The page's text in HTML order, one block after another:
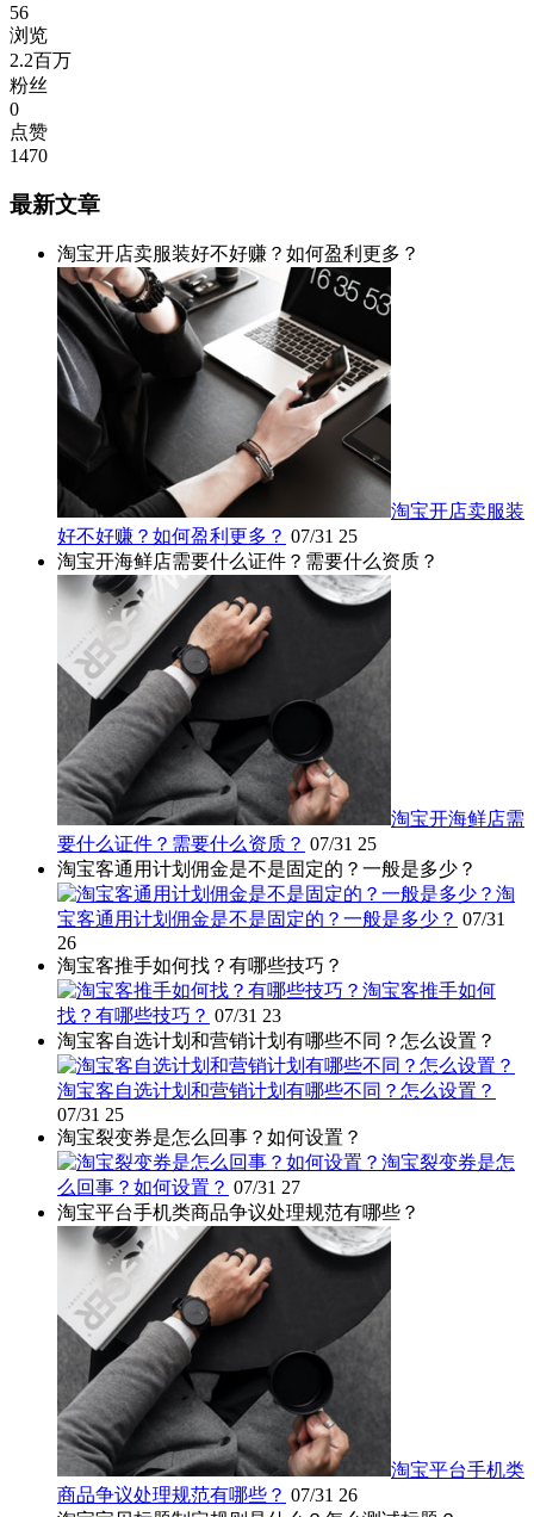
56
浏览
2.2百万
粉丝
0
点赞
1470
最新文章
淘宝开店卖服装好不好赚？如何盈利更多？
淘宝开店卖服装
好不好赚？如何盈利更多？ 07/31 25
淘宝开海鲜店需要什么证件？需要什么资质？
淘宝开海鲜店需
要什么证件？需要什么资质？ 07/31 25
淘宝客通用计划佣金是不是固定的？一般是多少？
淘
宝客通用计划佣金是不是固定的？一般是多少？ 07/31
26
淘宝客推手如何找？有哪些技巧？
淘宝客推手如何
找？有哪些技巧？ 07/31 23
淘宝客自选计划和营销计划有哪些不同？怎么设置？
淘宝客自选计划和营销计划有哪些不同？怎么设置？
07/31 25
淘宝裂变券是怎么回事？如何设置？
淘宝裂变券是怎
么回事？如何设置？ 07/31 27
淘宝平台手机类商品争议处理规范有哪些？
淘宝平台手机类
商品争议处理规范有哪些？ 07/31 26